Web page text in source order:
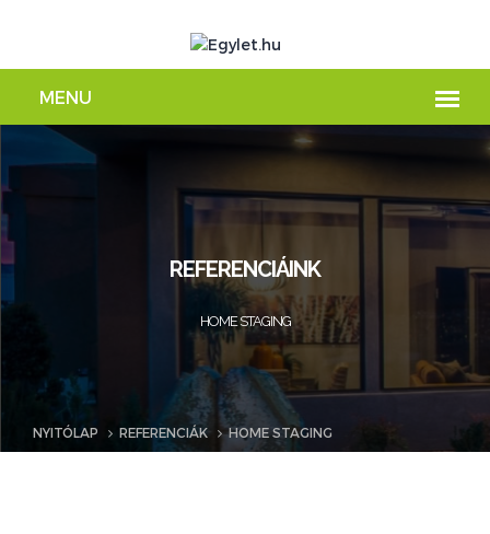
REFERENCIÁINK
HOME STAGING
NYITÓLAP REFERENCIÁK HOME STAGING